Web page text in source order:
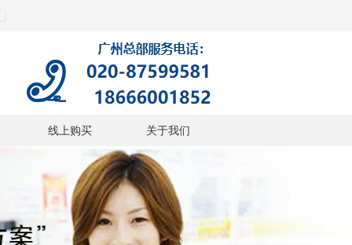
线上购买 关于我们